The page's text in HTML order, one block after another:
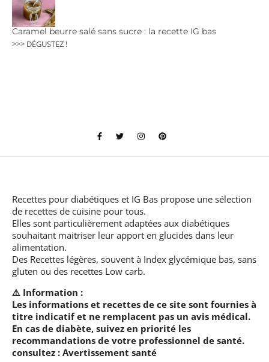
Caramel beurre salé sans sucre : la recette IG bas
>>> DÉGUSTEZ !
Recettes pour diabétiques et IG Bas propose une sélection
de recettes de cuisine pour tous.
Elles sont particulièrement adaptées aux diabétiques
souhaitant maitriser leur apport en glucides dans leur
alimentation.
Des Recettes légères, souvent à Index glycémique bas, sans
gluten ou des recettes Low carb.
⚠️ Information :
Les informations et recettes de ce site sont fournies à
titre indicatif et ne remplacent pas un avis médical.
En cas de diabète, suivez en priorité les
recommandations de votre professionnel de santé.
consultez : Avertissement santé